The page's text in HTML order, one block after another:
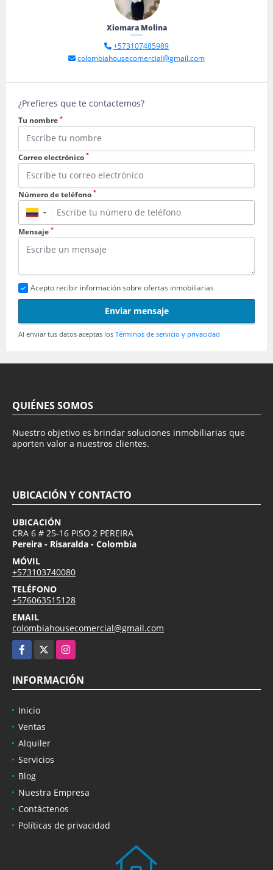
Xiomara Molina
+573107485989
colombiahousecomercial@gmail.com
¿Prefieres que te contactemos?
Tu nombre *
Correo electrónico *
Número de teléfono *
▼
Mensaje *
Acepto recibir información sobre ofertas inmobiliarias
Enviar mensaje
Al enviar tus datos aceptas los Términos de servicio y privacidad
QUIÉNES SOMOS
Nuestro objetivo es brindar soluciones inmobiliarias que
aporten valor a nuestros clientes.
UBICACIÓN Y CONTACTO
UBICACIÓN
CRA 6 # 25-16 PISO 2 PEREIRA
Pereira - Risaralda - Colombia
MÓVIL
+573103740080
TELÉFONO
+576063515128
EMAIL
colombiahousecomercial@gmail.com
Facebook
Instagram
INFORMACIÓN
Inicio
Ventas
Alquiler
Servicios
Blog
Nuestra Empresa
Contáctenos
Políticas de privacidad